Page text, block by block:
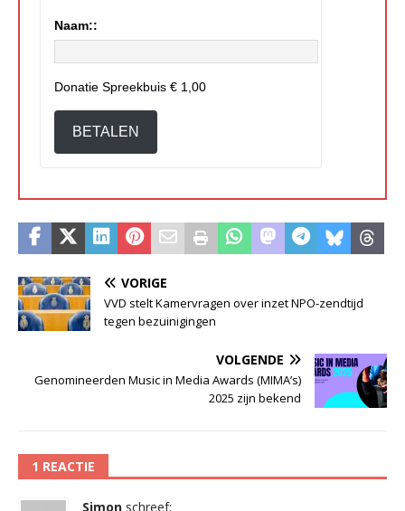
Naam::
Donatie Spreekbuis € 1,00
BETALEN
VORIGE
VVD stelt Kamervragen over inzet NPO-zendtijd
tegen bezuinigingen
VOLGENDE
Genomineerden Music in Media Awards (MIMA’s)
2025 zijn bekend
1 REACTIE
Simon schreef: